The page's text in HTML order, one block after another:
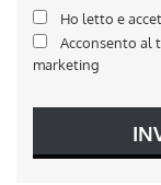
Ho letto e
Acconsento al
marketing